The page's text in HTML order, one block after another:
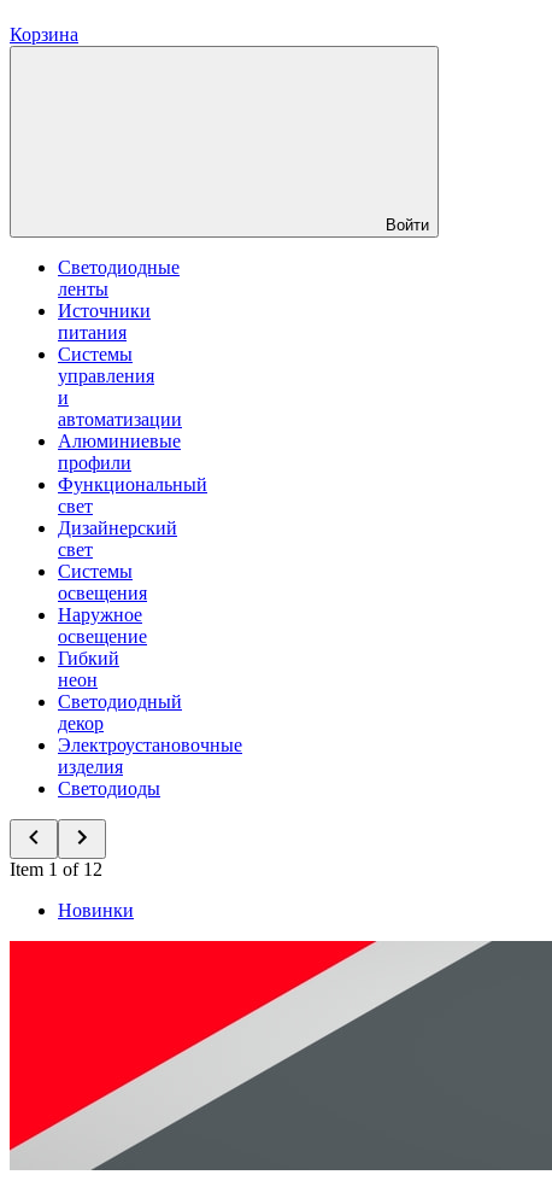
Корзина
Войти
Светодиодные
ленты
Источники
питания
Системы
управления
и
автоматизации
Алюминиевые
профили
Функциональный
свет
Дизайнерский
свет
Системы
освещения
Наружное
освещение
Гибкий
неон
Светодиодный
декор
Электроустановочные
изделия
Светодиоды
Item 1 of 12
Новинки